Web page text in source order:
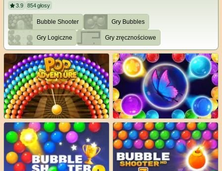
3.9 854głosy
Bubble Shooter Gry Bubbles
Gry Logiczne Gry zręcznościowe